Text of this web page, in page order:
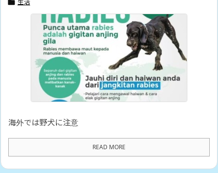

海外では野犬に注意
READ MORE